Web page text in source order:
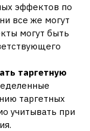
эффектов по
все же могут
могут быть
таргетную
таргетных
учитывать при